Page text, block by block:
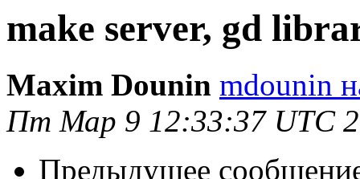
make server, gd
Maxim Dounin mdounin
Пт Мар 9 12:33:37 UTC
Предыдущее